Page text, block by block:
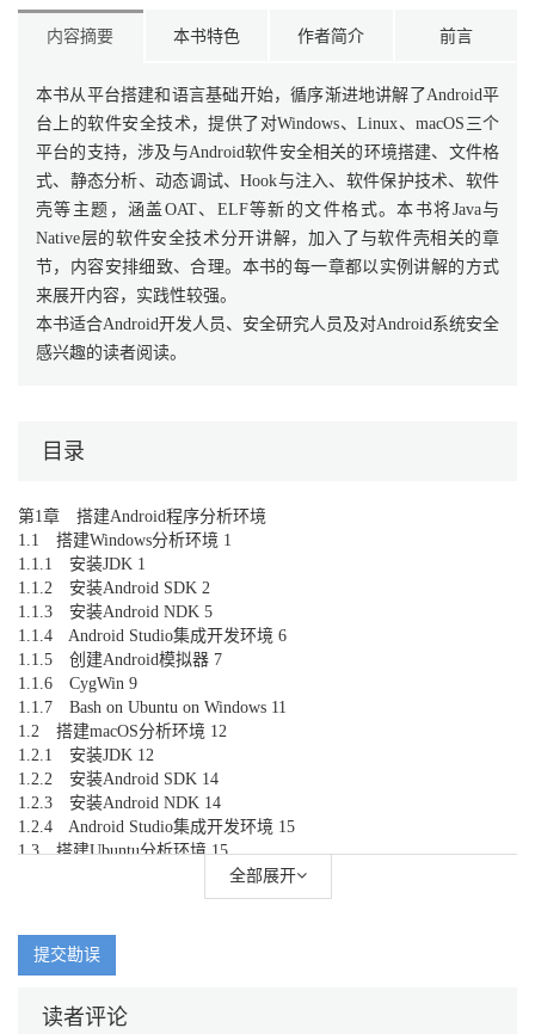
内容摘要 本书特色 作者简介 前言
本书从平台搭建和语言基础开始，循序渐进地讲解了Android平
台上的软件安全技术，提供了对Windows、Linux、macOS三个
平台的支持，涉及与Android软件安全相关的环境搭建、文件格
式、静态分析、动态调试、Hook与注入、软件保护技术、软件
壳等主题，涵盖OAT、ELF等新的文件格式。本书将Java与
Native层的软件安全技术分开讲解，加入了与软件壳相关的章
节，内容安排细致、合理。本书的每一章都以实例讲解的方式
来展开内容，实践性较强。
本书适合Android开发人员、安全研究人员及对Android系统安全
感兴趣的读者阅读。
目录
第1章 搭建Android程序分析环境
1.1 搭建Windows分析环境 1
1.1.1 安装JDK 1
1.1.2 安装Android SDK 2
1.1.3 安装Android NDK 5
1.1.4 Android Studio集成开发环境 6
1.1.5 创建Android模拟器 7
1.1.6 CygWin 9
1.1.7 Bash on Ubuntu on Windows 11
1.2 搭建macOS分析环境 12
1.2.1 安装JDK 12
1.2.2 安装Android SDK 14
1.2.3 安装Android NDK 14
1.2.4 Android Studio集成开发环境 15
1.3 搭建Ubuntu分析环境 15
1.3.2 安装Android SDK 17
1.3.4 Android Studio集成开发环境 18
1.6 搭建源码分析环境 20
全部展开
提交勘误
读者评论